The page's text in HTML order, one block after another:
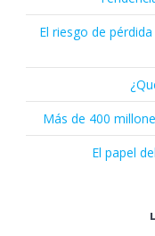
El riesgo de
Más de 400
El papel